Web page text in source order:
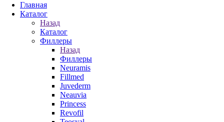
Главная
Каталог
Назад
Каталог
Филлеры
Назад
Филлеры
Neuramis
Fillmed
Juvederm
Neauvia
Princess
Revofil